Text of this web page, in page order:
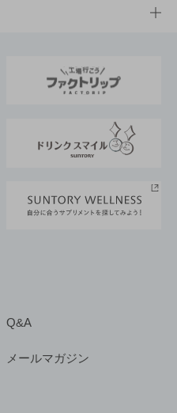
ナビリティ経営
Q&A
メールマガジン